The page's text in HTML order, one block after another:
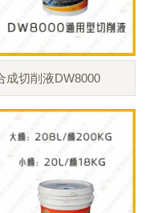
成切削液DW8000